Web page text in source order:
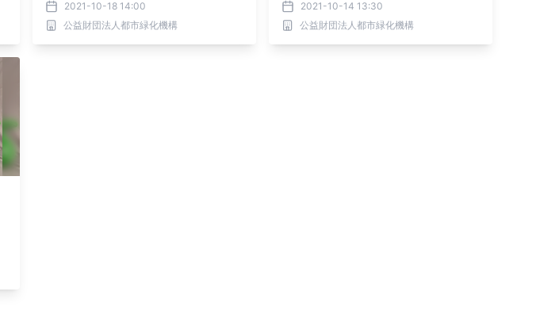
2021-10-18 14:00
公益財団法人都市緑化機構
2021-10-14 13:30
公益財団法人都市緑化機構